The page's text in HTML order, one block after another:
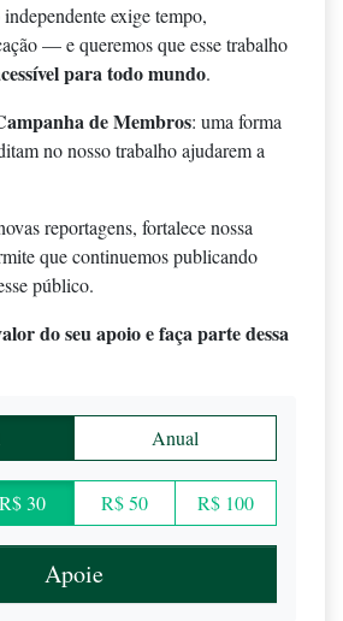
exige tempo,
— e queremos que esse trabalho
para todo mundo.
de Membros: uma forma
no nosso trabalho ajudarem a
reportagens, fortalece nossa
que continuemos publicando
público.
do seu apoio e faça parte dessa
Anual
R$ 30 R$ 50 R$ 100
Apoie